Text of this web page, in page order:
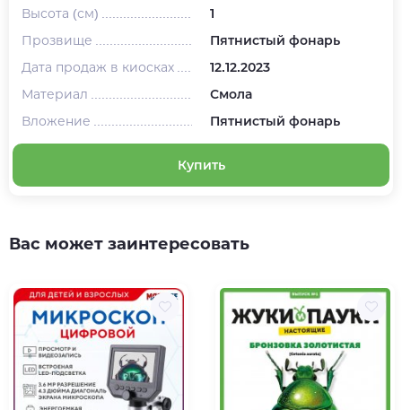
Высота (см)
1
Прозвище
Пятнистый фонарь
Дата продаж в киосках
12.12.2023
Материал
Смола
Вложение
Пятнистый фонарь
Купить
Вас может заинтересовать